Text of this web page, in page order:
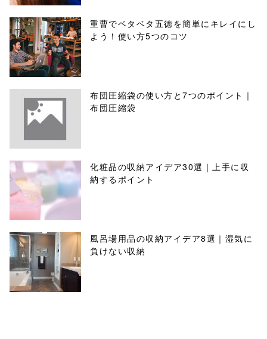
重曹でベタベタ五徳を簡単にキレイにし
よう！使い方5つのコツ
布団圧縮袋の使い方と7つのポイント｜
布団圧縮袋
化粧品の収納アイデア30選｜上手に収
納するポイント
風呂場用品の収納アイデア8選｜湿気に
負けない収納